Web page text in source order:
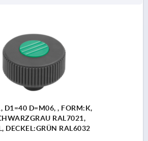
D1=40 D=M06, , FORM:K,
RAL7021,
DECKEL:GRÜN RAL6032